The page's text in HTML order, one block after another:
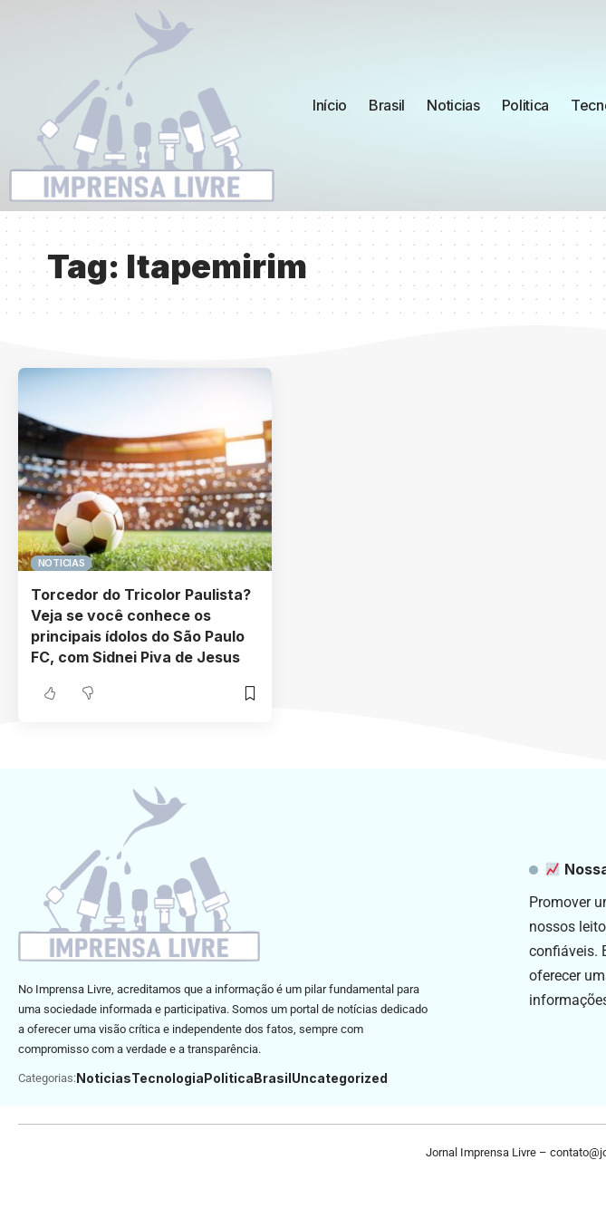
Início Brasil Noticias Politica
Tag: Itapemirim
NOTICIAS
Torcedor do Tricolor Paulista?
Veja se você conhece os
principais ídolos do São Paulo
FC, com Sidnei Piva de Jesus
No Imprensa Livre, acreditamos que a informação é um pilar fundamental para
uma sociedade informada e participativa. Somos um portal de notícias dedicado
a oferecer uma visão crítica e independente dos fatos, sempre com
compromisso com a verdade e a transparência.
Categorias:NoticiasTecnologiaPoliticaBrasilUncategorized
Promover
nossos
confiáveis.
oferecer
Jornal Imprensa Livre –